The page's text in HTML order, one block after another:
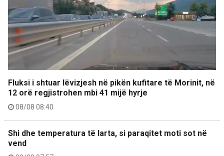
Fluksi i shtuar lëvizjesh në pikën kufitare të Morinit, në
12 orë regjistrohen mbi 41 mijë hyrje
08/08 08:40
Shi dhe temperatura të larta, si paraqitet moti sot në
vend